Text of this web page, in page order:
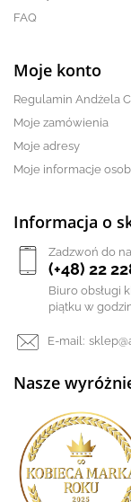
FAQ
Moje konto
Regulamin Andżela
Moje zamówienia
Moje adresy
Moje informacje
Informacja o
Zadzwoń do
(+48) 22
Biuro obsługi
piątku w
E-mail:
Nasze